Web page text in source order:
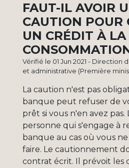
FAUT-IL AVOIR
CAUTION POUR
UN CRÉDIT À LA
Vérifié le 01 Jun 2021 - Direction
et administrative (Première
La caution n'est pas
banque peut refuser de
prêt si vous n'en avez
personne qui s'engage à
banque au cas où vous
faire. Le cautionnement
contrat écrit. Il prévoit les